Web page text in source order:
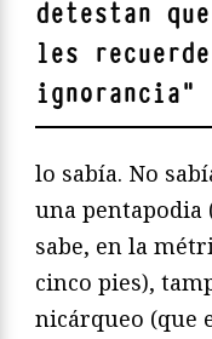
detestan
les
ignorancia"
lo sabía. No
una pentapodia
sabe, en la
cinco pies),
nicárqueo (que